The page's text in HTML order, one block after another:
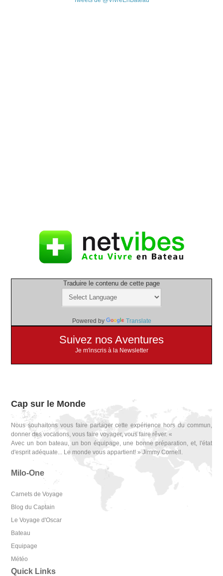
Traduire le contenu de cette page
Powered by Translate
Suivez nos Aventures
Je m'inscris à la Newsletter
Cap sur le Monde
Nous souhaitons vous faire partager cette expérience hors du commun,
donner des vocations, vous faire voyager, vous faire rêver. «
Avec un bon bateau, un bon équipage, une bonne préparation, et, l'état
d'esprit adéquate... Le monde vous appartient! » Jimmy Cornell.
Milo-One
Carnets de Voyage
Blog du Captain
Le Voyage d'Oscar
Bateau
Equipage
Météo
Quick Links